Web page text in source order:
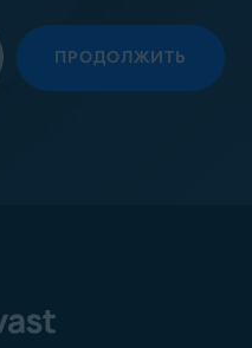
ПРОДОЛЖИТЬ